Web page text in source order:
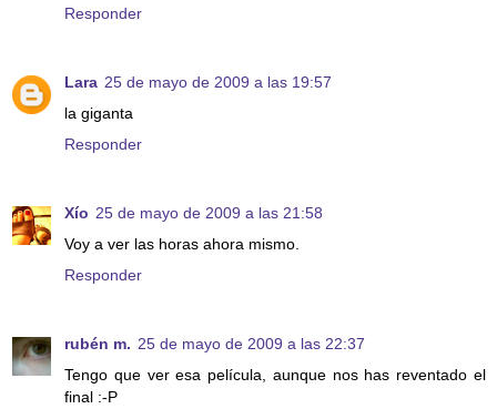
Responder
Lara 25 de mayo de 2009 a las 19:57
la giganta
Responder
Xío 25 de mayo de 2009 a las 21:58
Voy a ver las horas ahora mismo.
Responder
rubén m. 25 de mayo de 2009 a las 22:37
Tengo que ver esa película, aunque nos has reventado el
final :-P